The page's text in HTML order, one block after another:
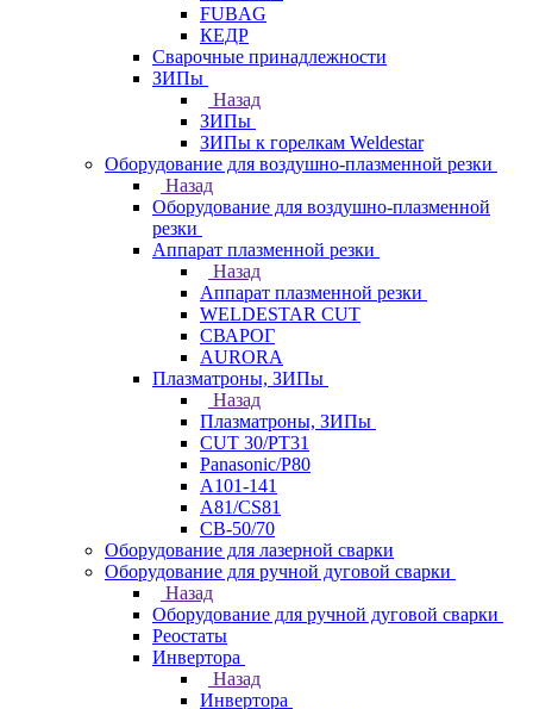
FUBAG
КЕДР
Сварочные принадлежности
ЗИПы
Назад
ЗИПы
ЗИПы к горелкам Weldestar
Оборудование для воздушно-плазменной резки
Назад
Оборудование для воздушно-плазменной
резки
Аппарат плазменной резки
Назад
Аппарат плазменной резки
WELDESTAR CUT
СВАРОГ
AURORA
Плазматроны, ЗИПы
Назад
Плазматроны, ЗИПы
CUT 30/PT31
Panasonic/P80
А101-141
А81/CS81
СВ-50/70
Оборудование для лазерной сварки
Оборудование для ручной дуговой сварки
Назад
Оборудование для ручной дуговой сварки
Реостаты
Инвертора
Назад
Инвертора